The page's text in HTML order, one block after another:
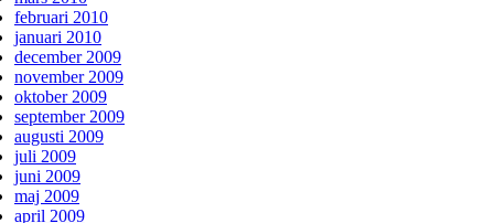
februari 2010
januari 2010
december 2009
november 2009
oktober 2009
september 2009
augusti 2009
juli 2009
juni 2009
maj 2009
april 2009